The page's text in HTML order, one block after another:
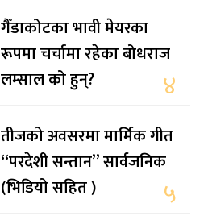
गैँडाकोटका भावी मेयरका
रूपमा चर्चामा रहेका बोधराज
लम्साल को हुन्?
४
तीजको अवसरमा मार्मिक गीत
“परदेशी सन्तान” सार्वजनिक
(भिडियो सहित )
५